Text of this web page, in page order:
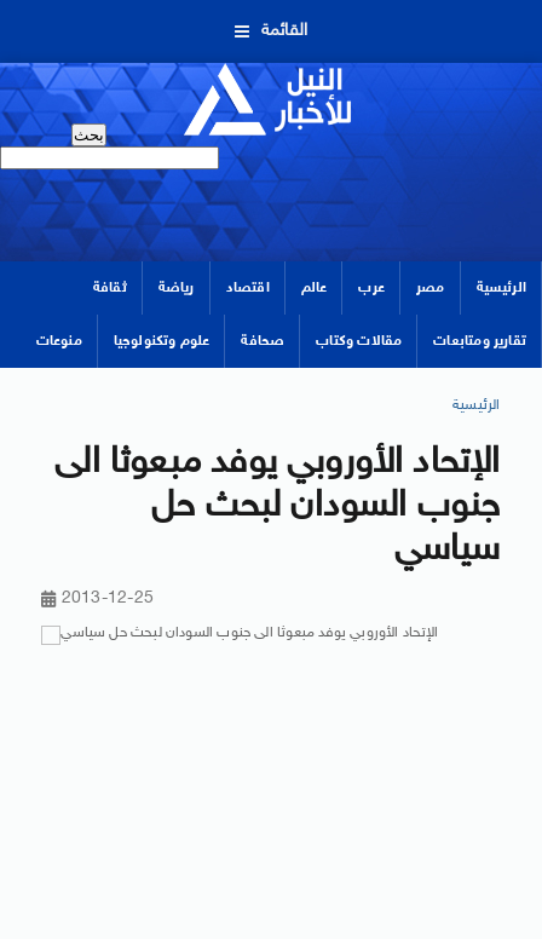
القائمة
الرئيسية مصر عرب عالم اقتصاد رياضة ثقافة
تقارير ومتابعات مقالات وكتاب صحافة علوم وتكنولوجيا منوعات
الرئيسية
الإتحاد الأوروبي يوفد مبعوثا الى
جنوب السودان لبحث حل
سياسي
2013-12-25